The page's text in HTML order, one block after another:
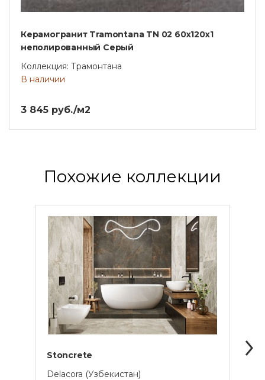
Керамогранит Tramontana TN 02 60x120x1
неполированный Серый
Коллекция: Трамонтана
В наличии
3 845 руб./м2
Похожие коллекции
Stoncrete
Delacora (Узбекистан)